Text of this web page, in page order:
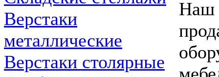
Верстаки
металлические
Верстаки столярные
Наш